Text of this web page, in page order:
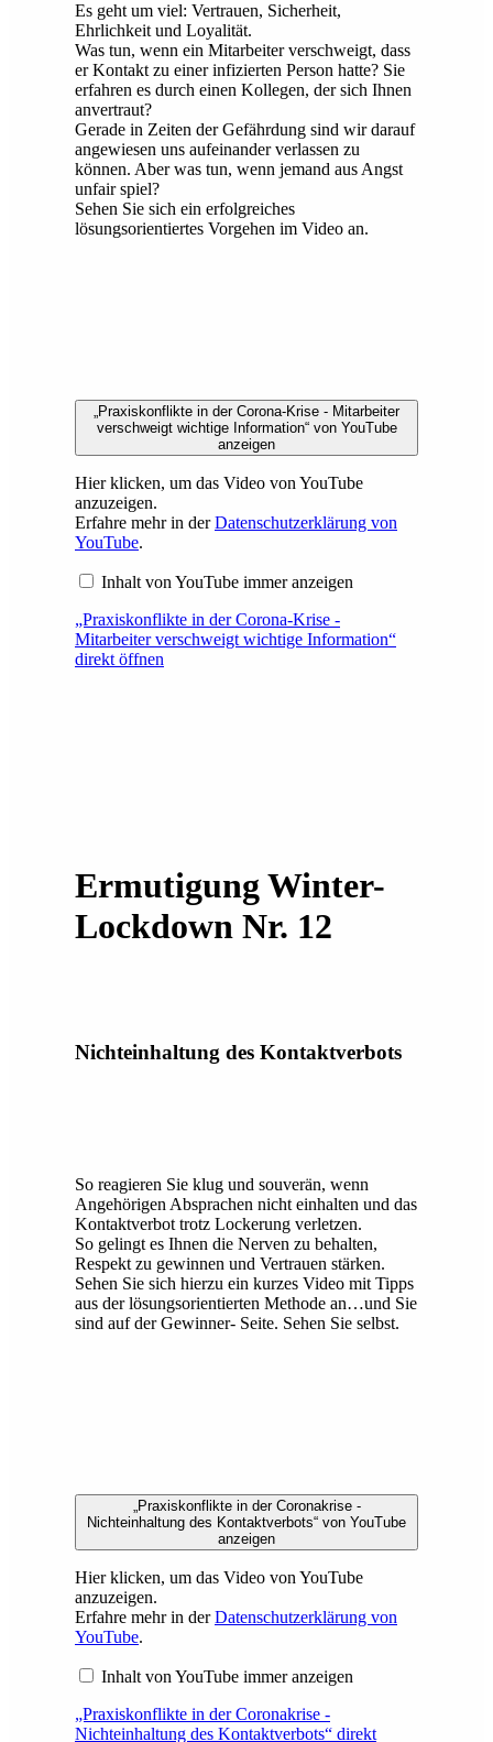
Es geht um viel: Vertrauen, Sicherheit,
Ehrlichkeit und Loyalität.
Was tun, wenn ein Mitarbeiter verschweigt, dass
er Kontakt zu einer infizierten Person hatte? Sie
erfahren es durch einen Kollegen, der sich Ihnen
anvertraut?
Gerade in Zeiten der Gefährdung sind wir darauf
angewiesen uns aufeinander verlassen zu
können. Aber was tun, wenn jemand aus Angst
unfair spiel?
Sehen Sie sich ein erfolgreiches
lösungsorientiertes Vorgehen im Video an.
„Praxiskonflikte in der Corona-Krise - Mitarbeiter
verschweigt wichtige Information“ von YouTube
anzeigen
Hier klicken, um das Video von YouTube
anzuzeigen.
Erfahre mehr in derDatenschutzerklärung von
YouTube.
Inhalt von YouTube immer anzeigen
„Praxiskonflikte in der Corona-Krise -
Mitarbeiter verschweigt wichtige Information“
direkt öffnen
Ermutigung Winter-
Lockdown Nr. 12
Nichteinhaltung des Kontaktverbots
So reagieren Sie klug und souverän, wenn
Angehörigen Absprachen nicht einhalten und das
Kontaktverbot trotz Lockerung verletzen.
So gelingt es Ihnen die Nerven zu behalten,
Respekt zu gewinnen und Vertrauen stärken.
Sehen Sie sich hierzu ein kurzes Video mit Tipps
aus der lösungsorientierten Methode an…und Sie
sind auf der Gewinner- Seite. Sehen Sie selbst.
„Praxiskonflikte in der Coronakrise -
Nichteinhaltung des Kontaktverbots“ von YouTube
anzeigen
Hier klicken, um das Video von YouTube
anzuzeigen.
Erfahre mehr in derDatenschutzerklärung von
YouTube.
Inhalt von YouTube immer anzeigen
„Praxiskonflikte in der Coronakrise -
Nichteinhaltung des Kontaktverbots“ direkt